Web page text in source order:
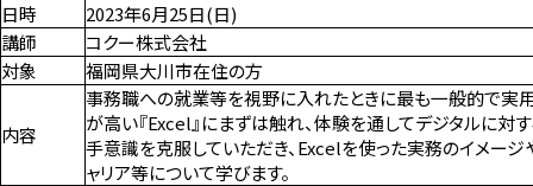
日時
2023年6月25日(日)
講師
コクー株式会社
対象
福岡県大川市在住の方
内容
事務職への就業等を視野に入れたときに最も一般的で実
が高い『Excel』にまずは触れ、体験を通してデジタルに対
手意識を克服していただき、Excelを使った実務のイメージ
ャリア等について学びます。